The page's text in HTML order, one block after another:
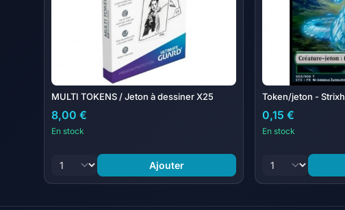
MULTI TOKENS / Jeton à dessiner X25
8,00 €
En stock
Ajouter
Token/jeton -
0,15 €
En stock